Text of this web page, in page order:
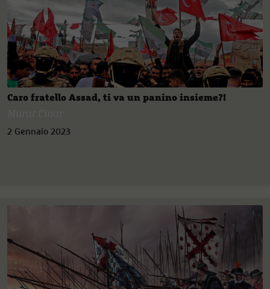
Caro fratello Assad, ti va un panino insieme?!
2 Gennaio 2023